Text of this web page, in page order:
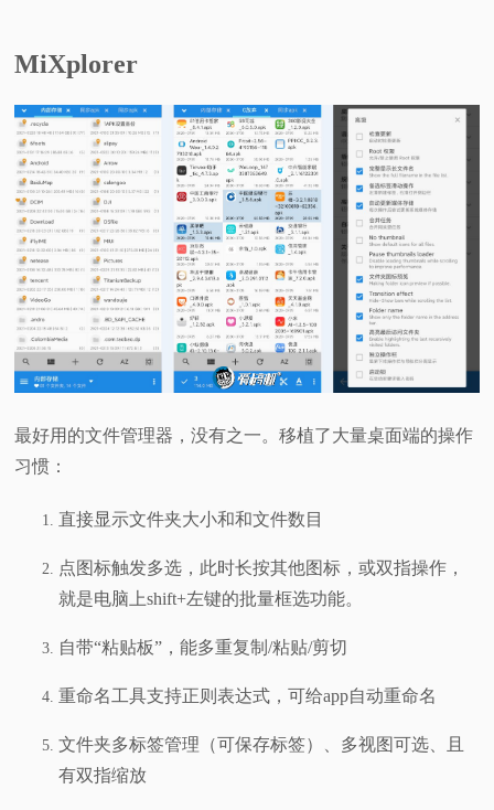
MiXplorer
最好用的文件管理器，没有之一。移植了大量桌面端的操作
习惯：
直接显示文件夹大小和和文件数目
点图标触发多选，此时长按其他图标，或双指操作，
就是电脑上shift+左键的批量框选功能。
自带“粘贴板”，能多重复制/粘贴/剪切
重命名工具支持正则表达式，可给app自动重命名
文件夹多标签管理（可保存标签）、多视图可选、且
有双指缩放